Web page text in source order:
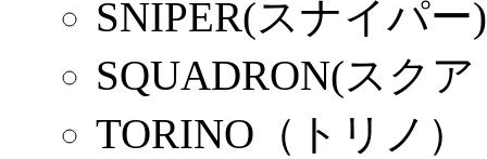
SNIPER(スナイパー)
SQUADRON(スク
TORINO（トリノ）